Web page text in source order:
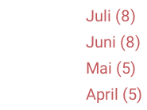
Juli (8)
Juni (8)
Mai (5)
April (5)